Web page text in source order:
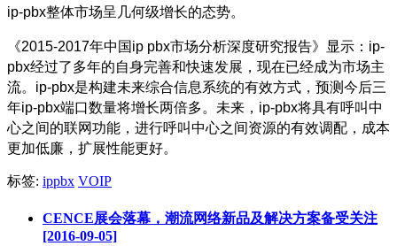
ip-pbx整体市场呈几何级增长的态势。
《2015-2017年中国ip pbx市场分析深度研究报告》显示：ip-
pbx经过了多年的自身完善和快速发展，现在已经成为市场主
流。ip-pbx是构建未来综合信息系统的有效方式，预测今后三
年ip-pbx端口数量将增长两倍多。未来，ip-pbx将具有呼叫中
心之间的联网功能，进行呼叫中心之间资源的有效调配，成本
更加低廉，扩展性能更好。
标签: ippbx VOIP
CENCE展会落幕，潮流网络新品及解决方案备受关注
[2016-09-05]